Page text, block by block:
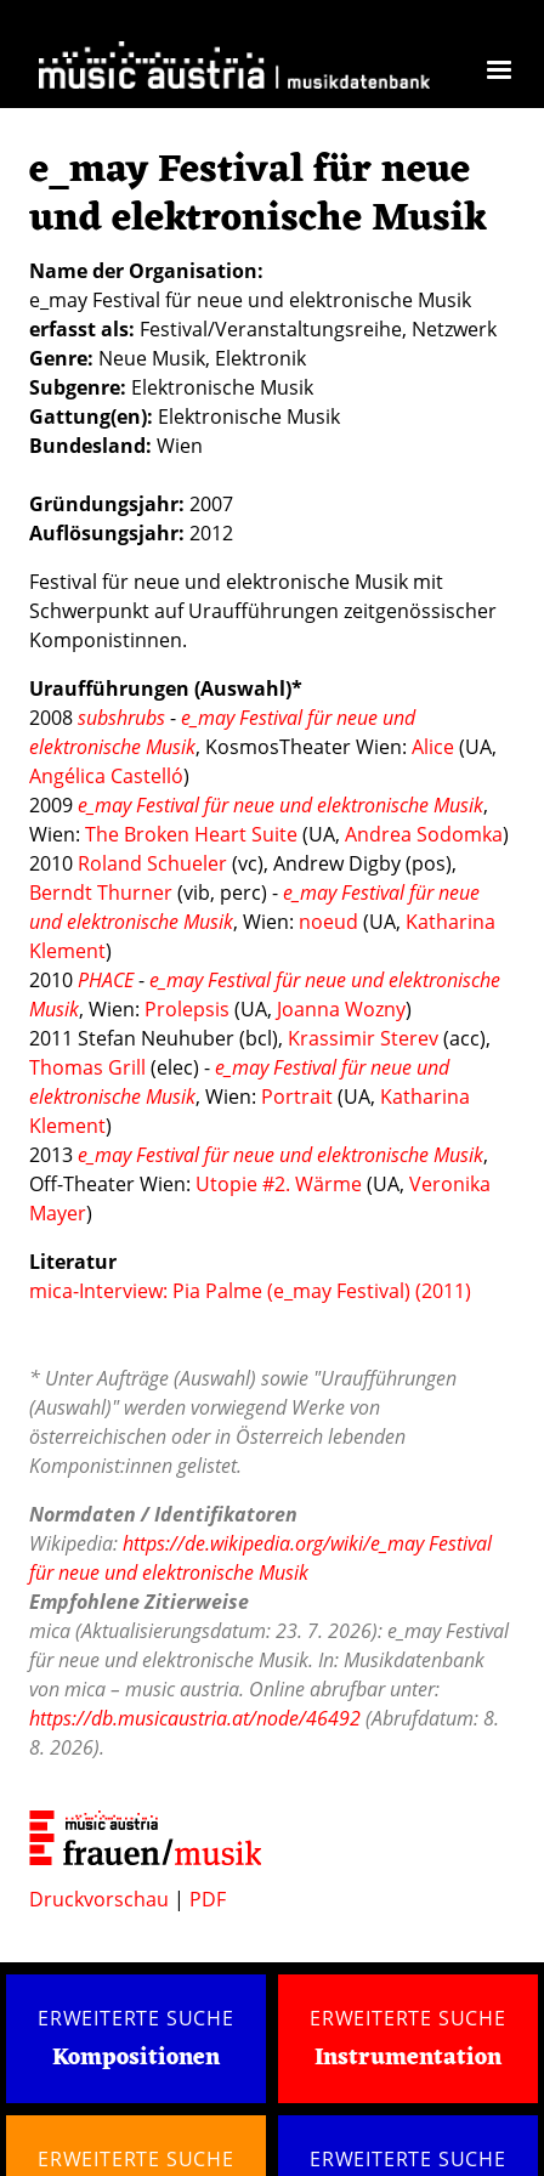
e_may Festival für neue
und elektronische Musik
Name der Organisation
e_may Festival für neue und elektronische Musik
erfasst als Festival/Veranstaltungsreihe Netzwerk
Genre Neue Musik Elektronik
Subgenre Elektronische Musik
Gattung(en) Elektronische Musik
Bundesland Wien
Gründungsjahr: 2007
Auflösungsjahr: 2012
Festival für neue und elektronische Musik mit
Schwerpunkt auf Uraufführungen zeitgenössischer
Komponistinnen.
Uraufführungen (Auswahl)*
2008subshrubs-e_may Festival für neue und
elektronische Musik, KosmosTheater Wien: Alice(UA,
Angélica Castelló)
2009e_may Festival für neue und elektronische Musik,
Wien: The Broken Heart Suite(UA, Andrea Sodomka)
2010 Roland Schueler(vc), Andrew Digby (pos),
Berndt Thurner(vib, perc) -e_may Festival für neue
und elektronische Musik, Wien: noeud (UA, Katharina
Klement)
2010PHACE-e_may Festival für neue und elektronische
Musik, Wien: Prolepsis (UA, Joanna Wozny)
2011 Stefan Neuhuber (bcl), Krassimir Sterev(acc),
Thomas Grill (elec) -e_may Festival für neue und
elektronische Musik, Wien: Portrait(UA, Katharina
Klement)
2013e_may Festival für neue und elektronische Musik,
Off-Theater Wien: Utopie #2. Wärme(UA, Veronika
Mayer)
Literatur
mica-Interview: Pia Palme (e_may Festival) (2011)
* Unter Aufträge (Auswahl) sowie "Uraufführungen
(Auswahl)" werden vorwiegend Werke von
österreichischen oder in Österreich lebenden
Komponist:innen gelistet.
Normdaten / Identifikatoren
Wikipedia:https://de.wikipedia.org/wiki/e_may Festival
für neue und elektronische Musik
Empfohlene Zitierweise
mica (Aktualisierungsdatum: 23. 7. 2026): e_may Festival
für neue und elektronische Musik. In: Musikdatenbank
von mica – music austria. Online abrufbar unter:
https://db.musicaustria.at/node/46492(Abrufdatum: 8.
8. 2026).
Druckvorschau | PDF
ERWEITERTE SUCHE
Kompositionen
ERWEITERTE SUCHE
Instrumentation
ERWEITERTE SUCHE ERWEITERTE SUCHE